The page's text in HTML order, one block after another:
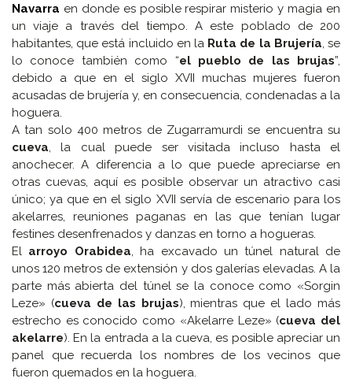
Navarra en donde es posible respirar misterio y magia en
un viaje a través del tiempo. A este poblado de 200
habitantes, que está incluido en la Ruta de la Brujería, se
lo conoce también como “el pueblo de las brujas”,
debido a que en el siglo XVII muchas mujeres fueron
acusadas de brujería y, en consecuencia, condenadas a la
hoguera.
A tan solo 400 metros de Zugarramurdi se encuentra su
cueva, la cual puede ser visitada incluso hasta el
anochecer. A diferencia a lo que puede apreciarse en
otras cuevas, aquí es posible observar un atractivo casi
único; ya que en el siglo XVII servía de escenario para los
akelarres, reuniones paganas en las que tenían lugar
festines desenfrenados y danzas en torno a hogueras.
El arroyo Orabidea, ha excavado un túnel natural de
unos 120 metros de extensión y dos galerías elevadas. A la
parte más abierta del túnel se la conoce como «Sorgin
Leze» (cueva de las brujas), mientras que el lado más
estrecho es conocido como «Akelarre Leze» (cueva del
akelarre). En la entrada a la cueva, es posible apreciar un
panel que recuerda los nombres de los vecinos que
fueron quemados en la hoguera.